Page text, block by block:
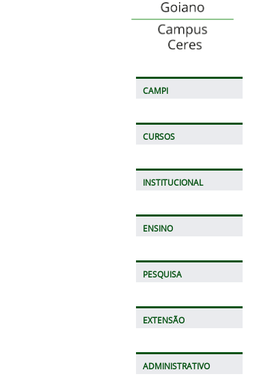
CAMPI
CURSOS
INSTITUCIONAL
ENSINO
PESQUISA
EXTENSÃO
ADMINISTRATIVO